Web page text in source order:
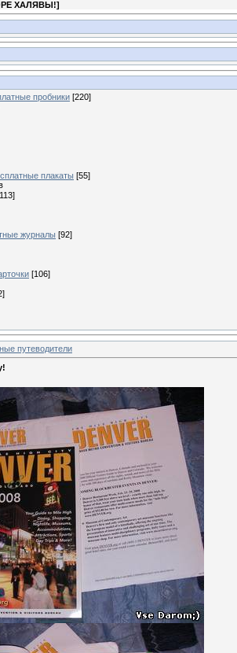
ХАЛЯВЫ!]
пробники [220]
плакаты [55]
журналы [92]
[106]
путеводители